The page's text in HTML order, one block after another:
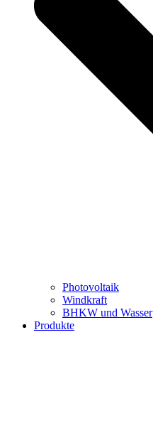
Photovoltaik
Windkraft
BHKW und Wasser
Produkte